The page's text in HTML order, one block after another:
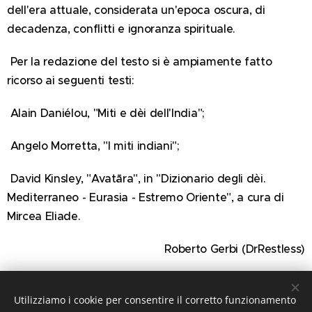
dell'era attuale, considerata un'epoca oscura, di
decadenza, conflitti e ignoranza spirituale.
Per la redazione del testo si è ampiamente fatto
ricorso ai seguenti testi:
Alain Daniélou, "Miti e dèi dell'India";
Angelo Morretta, "I miti indiani";
David Kinsley, "Avatāra", in "Dizionario degli dèi.
Mediterraneo - Eurasia - Estremo Oriente", a cura di
Mircea Eliade.
Roberto Gerbi (DrRestless)
Share
Utilizziamo i cookie per consentire il corretto funzionamento